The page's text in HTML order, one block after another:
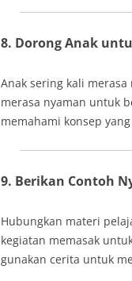
8. Dorong Anak
Anak sering kali
merasa nyaman untuk
memahami konsep
9. Berikan Contoh
Hubungkan materi
kegiatan memasak
gunakan cerita untuk